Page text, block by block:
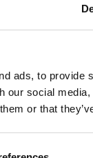
ads, to
our social
or that